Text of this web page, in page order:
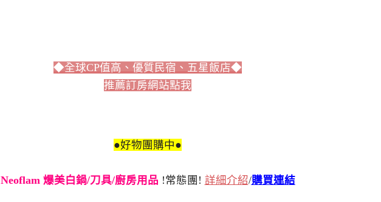
◆全球CP值高、優質民宿、五星飯店◆
推薦訂房網站點我
●好物團購中●
Neoflam 爆美白鍋/刀具/廚房用品 !常態團! 詳細介紹/購買連結